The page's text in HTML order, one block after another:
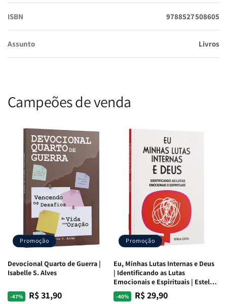
ISBN 9788527508605
Assunto Livros
Campeões de venda
Promoção
Devocional Quarto de Guerra |
Isabelle S. Alves
-47%
Preço
PreçoR$ 31,90
Promoção
Eu, Minhas Lutas Internas e Deus
| Identificando as Lutas
Emocionais e Espirituais | Estela
Costa
-40%
Preço
PreçoR$ 29,90